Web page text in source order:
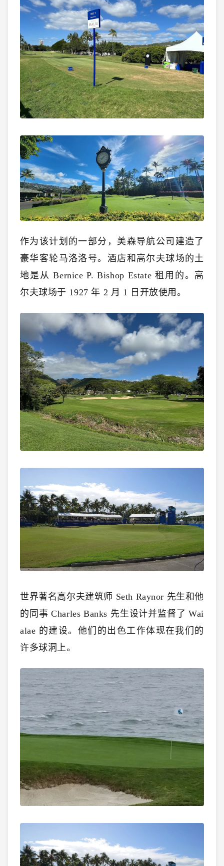
作为该计划的一部分，美森导航公司建造了
豪华客轮马洛洛号。酒店和高尔夫球场的土
地是从 Bernice P. Bishop Estate 租用的。高
尔夫球场于 1927 年 2 月 1 日开放使用。
世界著名高尔夫建筑师 Seth Raynor 先生和他
的同事 Charles Banks 先生设计并监督了 Wai
alae 的建设。他们的出色工作体现在我们的
许多球洞上。